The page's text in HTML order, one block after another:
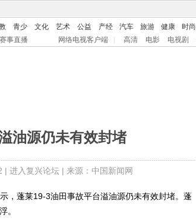
青少 文化 艺术 公益 产经 汽车 旅游 健康 时尚
赛事直播 网络电视客户端 高清 电影 电视剧
油源仍未有效封堵
| 进入复兴论坛| 来源：中国新闻网
蓬莱19-3油田事故平台溢油源仍未有效封堵。蓬
。